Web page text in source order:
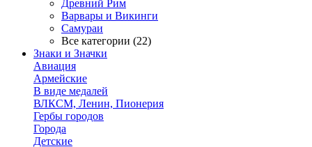
Древний Рим
Варвары и Викинги
Самураи
Все категории (22)
Знаки и Значки
Авиация
Армейские
В виде медалей
ВЛКСМ, Ленин, Пионерия
Гербы городов
Города
Детские